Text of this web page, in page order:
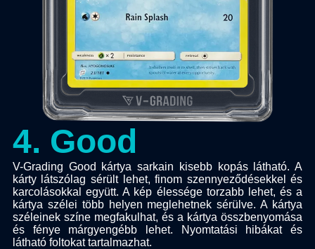
4. Good
V-Grading Good kártya sarkain kisebb kopás látható. A
kárty látszólag sérült lehet, finom szennyeződésekkel és
karcolásokkal együtt. A kép élessége torzabb lehet, és a
kártya szélei több helyen meglehetnek sérülve. A kártya
széleinek színe megfakulhat, és a kártya összbenyomása
és fénye márgyengébb lehet. Nyomtatási hibákat és
látható foltokat tartalmazhat.